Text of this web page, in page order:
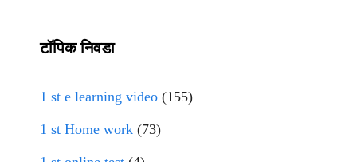
टॉपिक निवडा
1 st e learning video (155)
1 st Home work (73)